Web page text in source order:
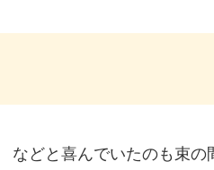
どと喜んでいたのも束の